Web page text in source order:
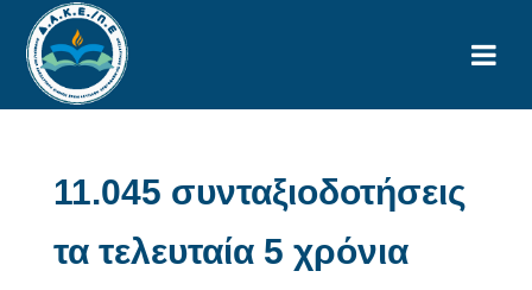
11.045 συνταξιοδοτήσεις
τα τελευταία 5 χρόνια